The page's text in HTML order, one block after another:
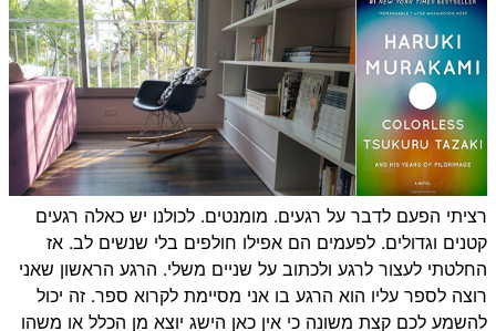
רציתי הפעם לדבר על רגעים. מומנטים. לכולנו יש כאלה רגעים
קטנים וגדולים. לפעמים הם אפילו חולפים בלי שנשים לב. אז
החלטתי לעצור לרגע ולכתוב על שניים משלי. הרגע הראשון שאני
רוצה לספר עליו הוא הרגע בו אני מסיימת לקרוא ספר. זה יכול
להשמע לכם קצת משונה כי אין כאן הישג יוצא מן הכלל או משהו